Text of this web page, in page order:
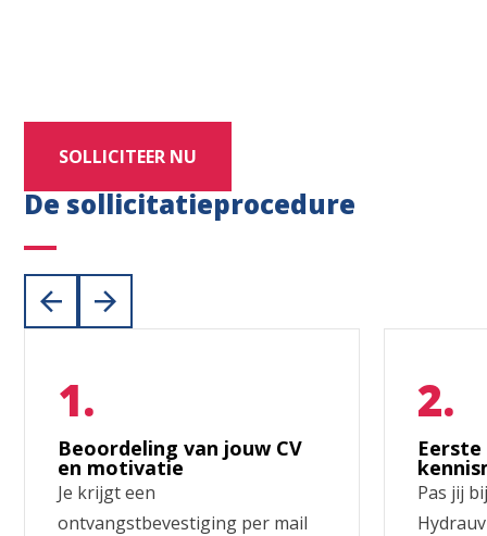
SOLLICITEER NU
De sollicitatieprocedure
Beoordeling van jouw CV
en motivatie
Je krijgt een
ontvangstbevestiging per mail
Eerste
Pas jij